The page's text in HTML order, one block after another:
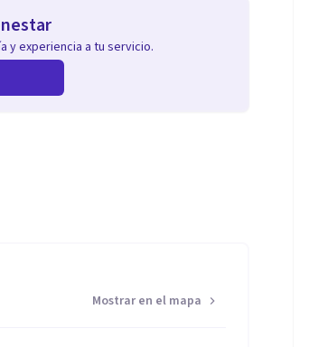
y experiencia a tu servicio.
Mostrar en el mapa